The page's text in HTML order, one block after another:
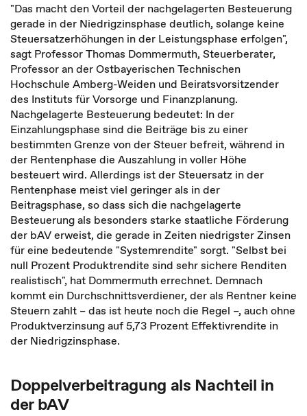
"Das macht den Vorteil der nachgelagerten Besteuerung
gerade in der Niedrigzinsphase deutlich, solange keine
Steuersatzerhöhungen in der Leistungsphase erfolgen",
sagt Professor Thomas Dommermuth, Steuerberater,
Professor an der Ostbayerischen Technischen
Hochschule Amberg-Weiden und Beiratsvorsitzender
des Instituts für Vorsorge und Finanzplanung.
Nachgelagerte Besteuerung bedeutet: In der
Einzahlungsphase sind die Beiträge bis zu einer
bestimmten Grenze von der Steuer befreit, während in
der Rentenphase die Auszahlung in voller Höhe
besteuert wird. Allerdings ist der Steuersatz in der
Rentenphase meist viel geringer als in der
Beitragsphase, so dass sich die nachgelagerte
Besteuerung als besonders starke staatliche Förderung
der bAV erweist, die gerade in Zeiten niedrigster Zinsen
für eine bedeutende "Systemrendite" sorgt. "Selbst bei
null Prozent Produktrendite sind sehr sichere Renditen
realistisch", hat Dommermuth errechnet. Demnach
kommt ein Durchschnittsverdiener, der als Rentner keine
Steuern zahlt – das ist heute noch die Regel –, auch ohne
Produktverzinsung auf 5,73 Prozent Effektivrendite in
der Niedrigzinsphase.
Doppelverbeitragung als Nachteil in
der bAV